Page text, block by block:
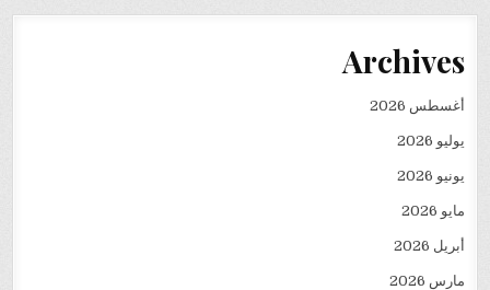
Archives
أغسطس 2026
يوليو 2026
يونيو 2026
مايو 2026
أبريل 2026
مارس 2026